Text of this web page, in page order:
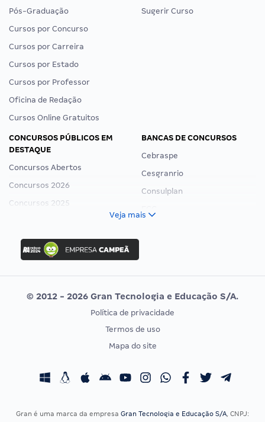
Pós-Graduação
Cursos por Concurso
Cursos por Carreira
Cursos por Estado
Cursos por Professor
Oficina de Redação
Cursos Online Gratuitos
Sugerir Curso
CONCURSOS PÚBLICOS EM
DESTAQUE
Concursos Abertos
Concursos 2026
Concursos 2025
Concurso Ibama
Concurso MPU
Editais publicados
BANCAS DE CONCURSOS
Cebraspe
Cesgranrio
Consulplan
Vunesp
CONCURSOS POR PROFISSÃO
Concursos Fiscais
EXAME DE ORDEM
Calendário OAB
Veja mais
© 2012 - 2026 Gran Tecnologia e Educação S/A.
Política de privacidade
Termos de uso
Mapa do site
Gran é uma marca da empresa Gran Tecnologia e Educação S/A, CNPJ: